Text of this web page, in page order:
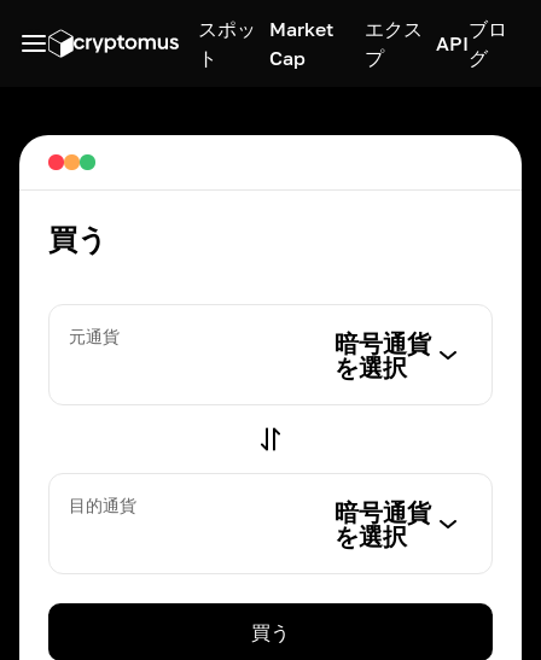
スポッ
ト
Market
Cap
エクス
プ
API
ブロ
グ
買う
元通貨
暗号通貨
を選択
目的通貨
暗号通貨
を選択
買う